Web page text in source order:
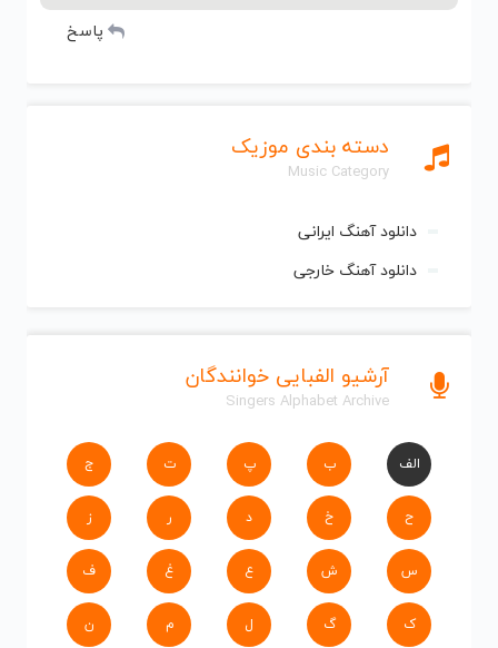
دسته بندی موزیک
Music Category
دانلود آهنگ ایرانی
دانلود آهنگ خارجی
آرشیو الفبایی خوانندگان
Singers Alphabet Archive
الف ب پ ت ج
ح خ د ر ز
س ش ع غ ف
ک گ ل م ن
پاسخ